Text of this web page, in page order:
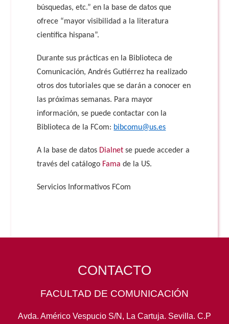
búsquedas, etc.” en la base de datos que
ofrece “mayor visibilidad a la literatura
científica hispana”.
Durante sus prácticas en la Biblioteca de
Comunicación, Andrés Gutiérrez ha realizado
otros dos tutoriales que se darán a conocer en
las próximas semanas. Para mayor
información, se puede contactar con la
Biblioteca de la FCom: bibcomu@us.es
A la base de datos Dialnet se puede acceder a
través del catálogo Fama de la US.
Servicios Informativos FCom
CONTACTO
FACULTAD DE COMUNICACIÓN
Avda. Américo Vespucio S/N, La Cartuja. Sevilla. C.P